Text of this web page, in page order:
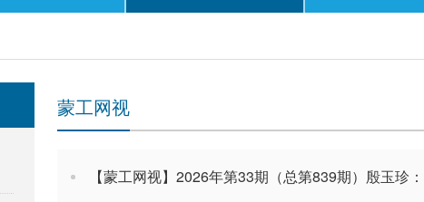
蒙工网视
【蒙工网视】2026年第33期（总第839期）殷玉珍